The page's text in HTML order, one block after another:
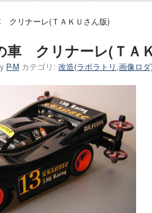
クリナーレ(ＴＡＫＵさん版)
車 クリナーレ(ＴＡ
P-M カテゴリ: 改造(ラボラトリ,画像ロ